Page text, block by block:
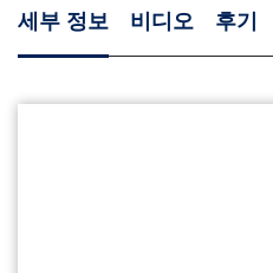
세부 정보 비디오 후기